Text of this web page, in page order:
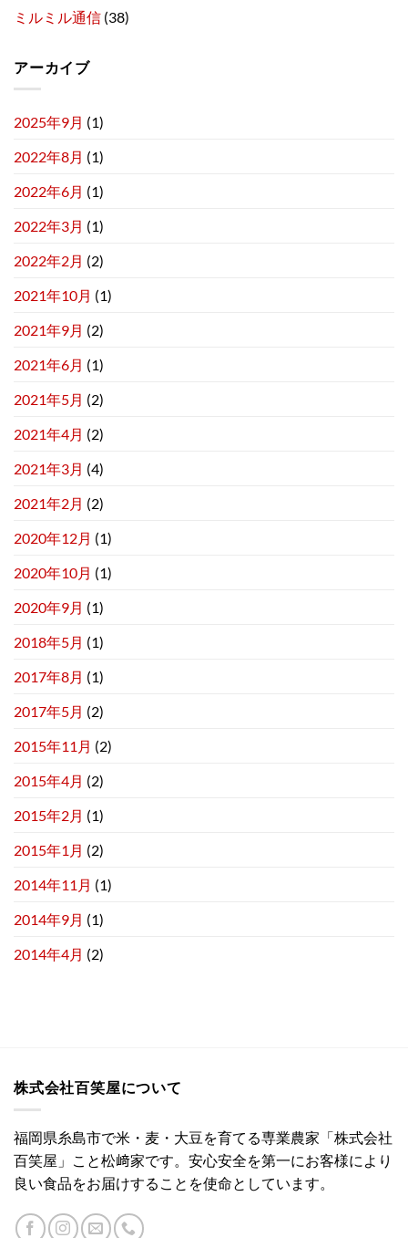
ミルミル通信 (38)
アーカイブ
2025年9月 (1)
2022年8月 (1)
2022年6月 (1)
2022年3月 (1)
2022年2月 (2)
2021年10月 (1)
2021年9月 (2)
2021年6月 (1)
2021年5月 (2)
2021年4月 (2)
2021年3月 (4)
2021年2月 (2)
2020年12月 (1)
2020年10月 (1)
2020年9月 (1)
2018年5月 (1)
2017年8月 (1)
2017年5月 (2)
2015年11月 (2)
2015年4月 (2)
2015年2月 (1)
2015年1月 (2)
2014年11月 (1)
2014年9月 (1)
2014年4月 (2)
株式会社百笑屋について
福岡県糸島市で米・麦・大豆を育てる専業農家「株式会社
百笑屋」こと松﨑家です。安心安全を第一にお客様により
良い食品をお届けすることを使命としています。